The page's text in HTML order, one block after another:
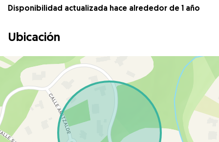
Disponibilidad actualizada hace alrededor de 1 año
Ubicación